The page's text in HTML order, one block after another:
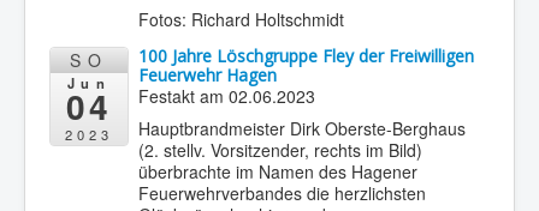
Fotos: Richard Holtschmidt
SO
Jun
04
2023
100 Jahre Löschgruppe Fley der Freiwilligen
Feuerwehr Hagen
Festakt am 02.06.2023
Hauptbrandmeister Dirk Oberste-Berghaus
(2. stellv. Vorsitzender, rechts im Bild)
überbrachte im Namen des Hagener
Feuerwehrverbandes die herzlichsten